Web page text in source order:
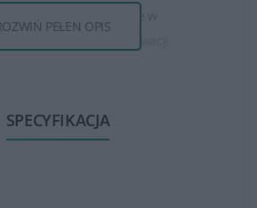
obrazu, można wymienić
PEŁEN OPIS
SPECYFIKACJA